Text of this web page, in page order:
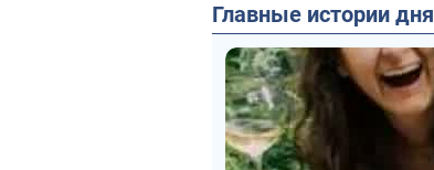
Главные истории дня